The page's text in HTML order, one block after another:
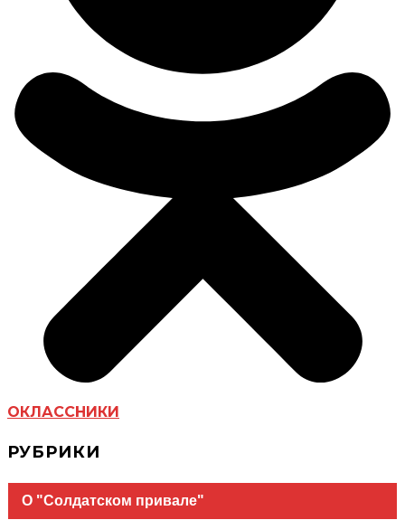
ОКЛАССНИКИ
РУБРИКИ
О "Солдатском привале"